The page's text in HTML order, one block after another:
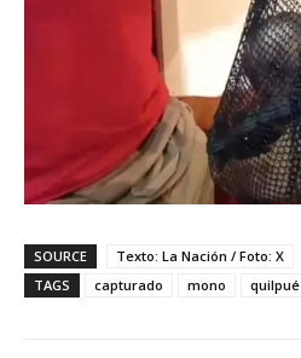
SOURCE
Texto: La Nación / Foto: X
TAGS
capturado mono quilpué